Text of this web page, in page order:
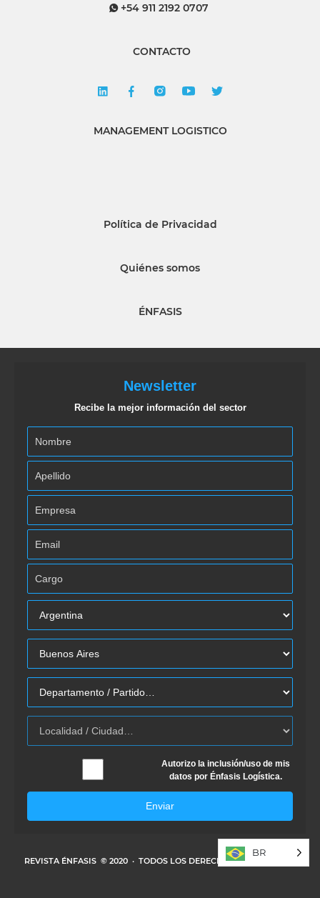
+54 911 2192 0707
CONTACTO
MANAGEMENT LOGISTICO
Política de Privacidad
Quiénes somos
ÉNFASIS
Newsletter
Recibe la mejor información del sector
Autorizo la inclusión/uso de mis
datos por Énfasis Logística.
Enviar
REVISTA ÉNFASIS © 2020 · TODOS LOS DERECHOS RESERVADOS
BR